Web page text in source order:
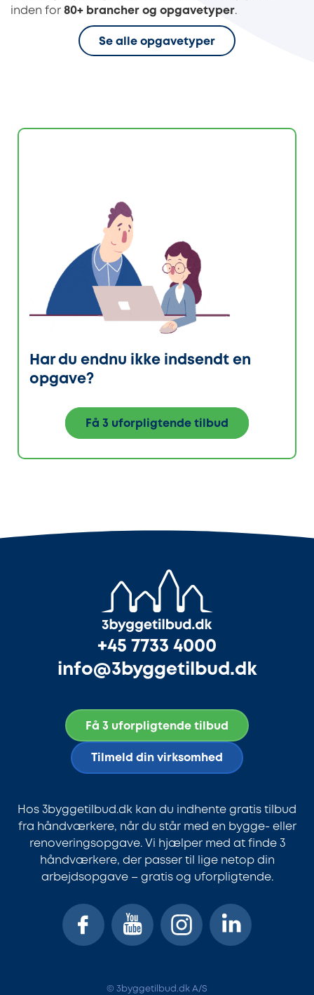
inden for 80+ brancher og opgavetyper.
Se alle opgavetyper
Har du endnu ikke indsendt en
opgave?
Få 3 uforpligtende tilbud
+45 7733 4000
info@3byggetilbud.dk
Få 3 uforpligtende tilbud
Tilmeld din virksomhed
Hos 3byggetilbud.dk kan du indhente gratis tilbud
fra håndværkere, når du står med en bygge- eller
renoveringsopgave. Vi hjælper med at finde 3
håndværkere, der passer til lige netop din
arbejdsopgave – gratis og uforpligtende.
© 3byggetilbud.dk A/S